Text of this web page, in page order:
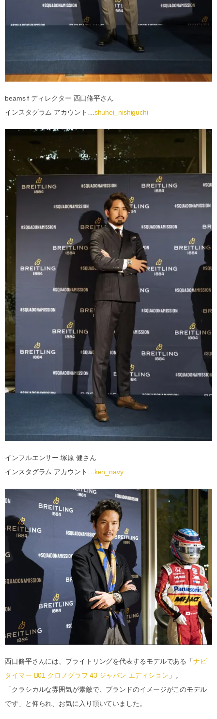
beams f ディレクター 西口脩平さん
インスタグラム アカウント…shuhei_nishiguchi
インフルエンサー 塚原 健さん
インスタグラム アカウント…ken_navy
西口脩平さんには、ブライトリングを代表するモデルである「ナビ
タイマー B01 クロノグラフ 43 ジャパン エディション 」。
「クラシカルな雰囲気が素敵で、ブランドのイメージがこのモデル
です」と仰られ、お気に入り頂いていました。